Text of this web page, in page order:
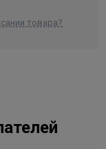
товара?